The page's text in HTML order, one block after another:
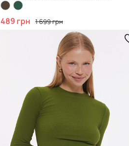
489 грн 1 699 грн